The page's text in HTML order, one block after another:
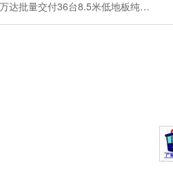
奇瑞万达批量交付36台8.5米低地板纯电公交